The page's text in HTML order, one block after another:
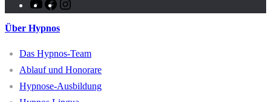
Über Hypnos
Das Hypnos-Team
Ablauf und Honorare
Hypnose-Ausbildung